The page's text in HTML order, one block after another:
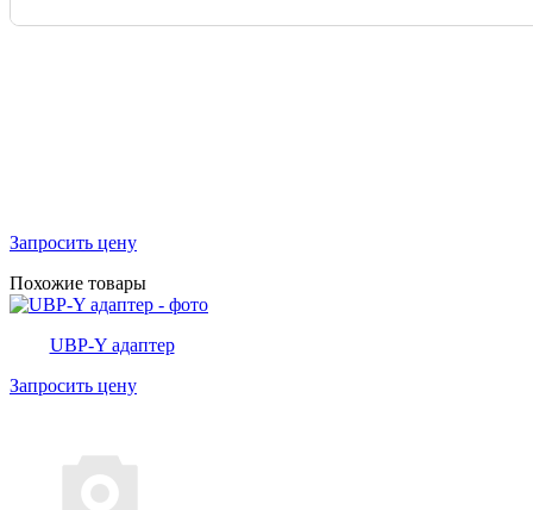
Запросить цену
Похожие товары
UBP-Y адаптер
Запросить цену